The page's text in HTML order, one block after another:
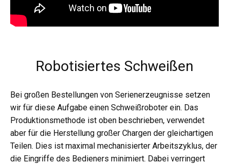
Robotisiertes Schweißen
Bei großen Bestellungen von Serienerzeugnisse setzen
wir für diese Aufgabe einen Schweißroboter ein. Das
Produktionsmethode ist oben beschrieben, verwendet
aber für die Herstellung großer Chargen der gleichartigen
Teilen. Dies ist maximal mechanisierter Arbeitszyklus, der
die Eingriffe des Bedieners minimiert. Dabei verringert